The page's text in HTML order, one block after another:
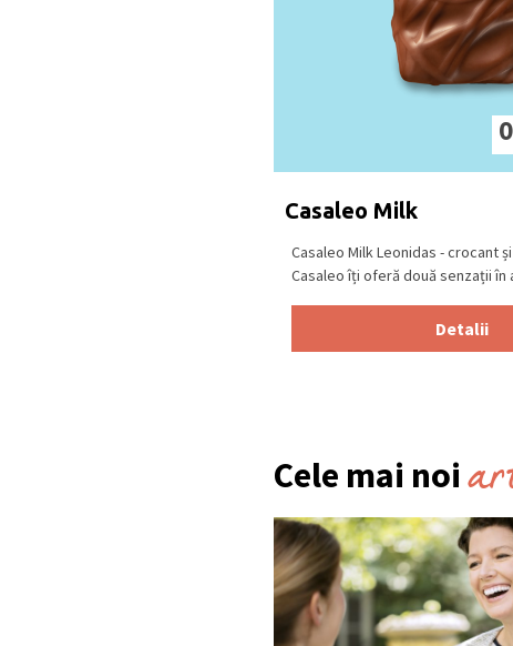
Casaleo Milk
Casaleo Milk Leonidas - crocant
Casaleo îți oferă două senzații în
Detalii
Cele mai noi